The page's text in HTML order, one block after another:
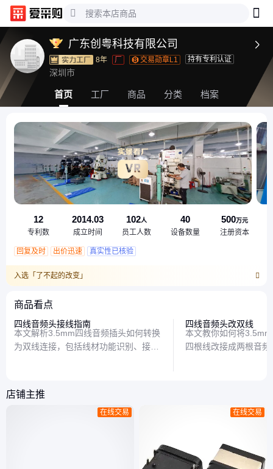
广东创粤科技有限公司 
8年 厂 交易勋章L1 持有专利认证
深圳市
首页 工厂 商品 分类 档案
12
专利数
2014.03
成立时间
102人
员工人数
40
设备数量
500万元
注册资本
回复及时 出价迅速 真实性已核验
入选「了不起的改变」
商品看点
四线音频头接线指南
本文解析3.5mm四线音频插头如何转换
为双线连接，包括线材功能识别、接线
四线音频头改双线
本文教你如何将
四根线改接成两根音
店铺主推
在线交易 在线交易